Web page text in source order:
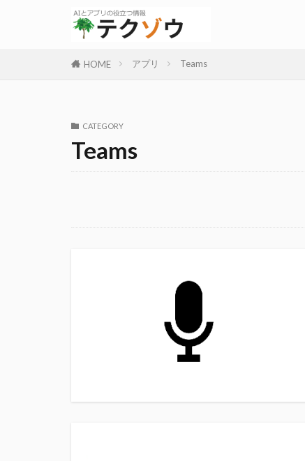
HOME アプリ Teams
CATEGORY
Teams